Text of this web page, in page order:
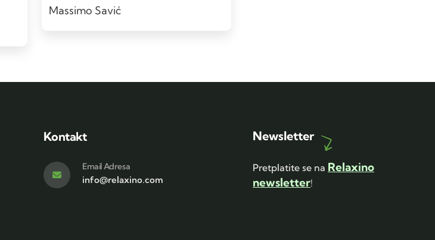
Massimo Savić
Kontakt
Email Adresa
info@relaxino.com
Newsletter
Pretplatite se na Relaxino
newsletter!